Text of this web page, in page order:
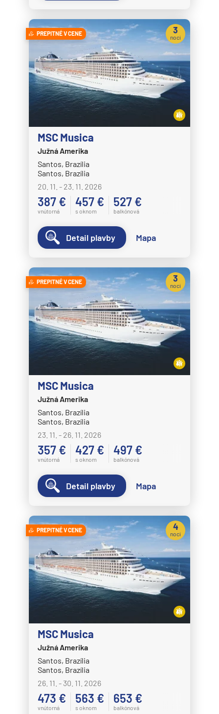
PREPITNÉ V CENE
MSC Musica
Južná Amerika
Santos, Brazília
Santos, Brazília
20. 11. - 23. 11. 2026
387 €
vnútorná
457 €
s oknom
527 €
balkónová
3
noci
Detail plavby Mapa
PREPITNÉ V CENE
MSC Musica
Južná Amerika
Santos, Brazília
Santos, Brazília
23. 11. - 26. 11. 2026
357 €
vnútorná
427 €
s oknom
497 €
balkónová
3
noci
Detail plavby Mapa
PREPITNÉ V CENE
MSC Musica
Južná Amerika
Santos, Brazília
Santos, Brazília
26. 11. - 30. 11. 2026
473 €
vnútorná
563 €
s oknom
653 €
balkónová
4
noci